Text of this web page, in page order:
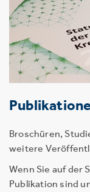
Broschüren,
weitere
Wenn Sie auf der
Publikation sind